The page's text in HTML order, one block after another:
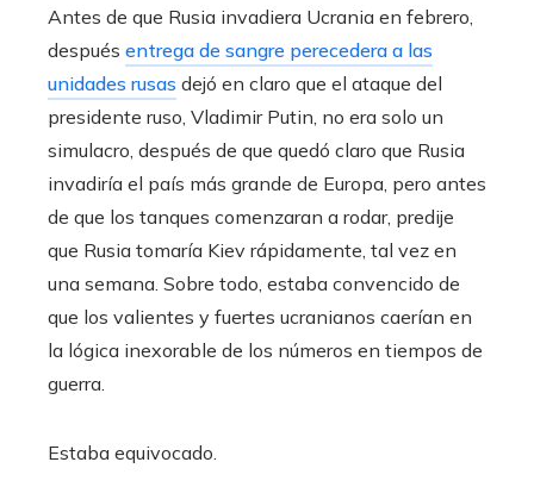
Antes de que Rusia invadiera Ucrania en febrero,
después entrega de sangre perecedera a las
unidades rusas dejó en claro que el ataque del
presidente ruso, Vladimir Putin, no era solo un
simulacro, después de que quedó claro que Rusia
invadiría el país más grande de Europa, pero antes
de que los tanques comenzaran a rodar, predije
que Rusia tomaría Kiev rápidamente, tal vez en
una semana. Sobre todo, estaba convencido de
que los valientes y fuertes ucranianos caerían en
la lógica inexorable de los números en tiempos de
guerra.
Estaba equivocado.